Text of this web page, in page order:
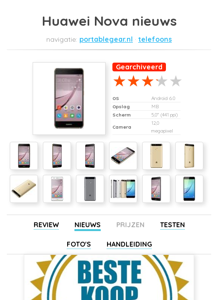
Huawei Nova nieuws
portablegear.nl telefoons
Gearchiveerd
OS
Android 6.0
Opslag
MB
Scherm
5,0" (441 ppi)
Camera
12,0
megapixel
REVIEW NIEUWS PRIJZEN TESTEN
FOTO'S HANDLEIDING